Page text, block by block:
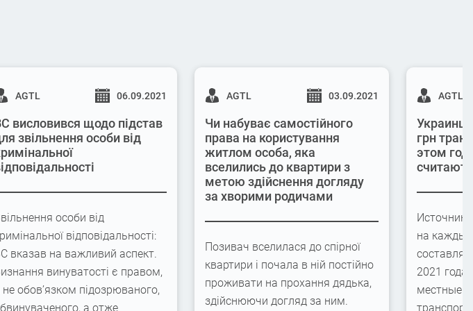
AGTL 06.09.2021
висловився щодо підстав
звільнення особи від
особи від
відповідальності:
вказав на важливий аспект.
винуватості є правом,
не обов’язком підозрюваного,
а отже
AGTL 03.09.2021
Чи набуває самостійного
права на користування
житлом особа, яка
вселились до квартири з
метою здійснення догляду
за хворими родичами
Позивач вселилася до спірної
квартири і почала в ній постійно
проживати на прохання дядька,
здійснюючи догляд за ним.
AGTL
грн
этом
Источник
на
2021 года
местные